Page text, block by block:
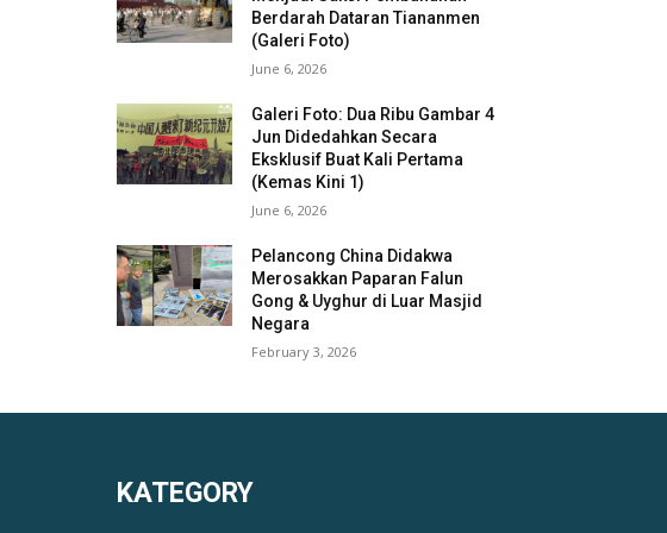
Berdarah Dataran Tiananmen
(Galeri Foto)
June 6, 2026
Galeri Foto: Dua Ribu Gambar 4
Jun Didedahkan Secara
Eksklusif Buat Kali Pertama
(Kemas Kini 1)
June 6, 2026
Pelancong China Didakwa
Merosakkan Paparan Falun
Gong & Uyghur di Luar Masjid
Negara
February 3, 2026
KATEGORY